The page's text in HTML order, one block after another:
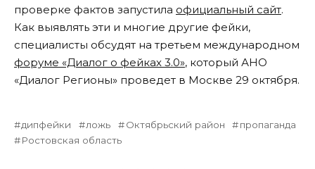
проверке фактов запустила официальный сайт.
Как выявлять эти и многие другие фейки,
специалисты обсудят на третьем международном
форуме «Диалог о фейках 3.0», который АНО
«Диалог Регионы» проведет в Москве 29 октября.
дипфейки ложь Октябрьский район
пропаганда
Ростовская область